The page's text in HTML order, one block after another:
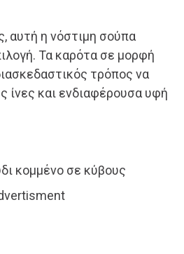
αυτή η νόστιμη σούπα
Τα καρότα σε μορφή
τρόπος να
ίνες και ενδιαφέρουσα υφή
κομμένο σε κύβους